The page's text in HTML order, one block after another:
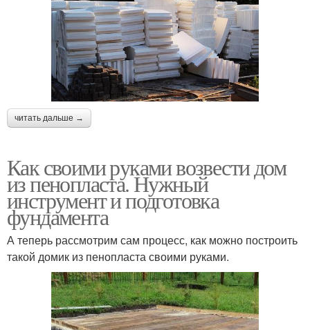
читать дальше →
Как своими руками возвести дом
из пенопласта. Нужный
инструмент и подготовка
фундамента
А теперь рассмотрим сам процесс, как можно построить
такой домик из пенопласта своими руками.